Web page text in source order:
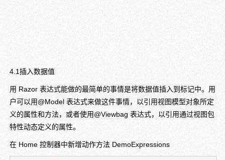
4.1插入数据值
用 Razor 表达式能做的最简单的事情是将数据值插入到标记中。用
户可以用@Model 表达式来做这件事情，以引用视图模型对象所定
义的属性和方法，或者使用@Viewbag 表达式，以引用通过视图包
特性动态定义的属性。
在 Home 控制器中新增动作方法 DemoExpressions